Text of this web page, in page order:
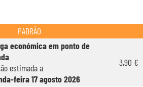
PADRÃO
económica em ponto de
estimada a
feira 17 agosto 2026
3,90 €